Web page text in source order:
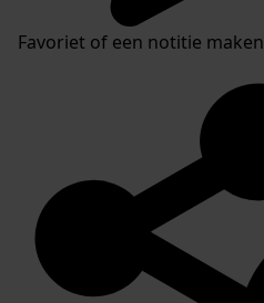
Favoriet of een notitie maken